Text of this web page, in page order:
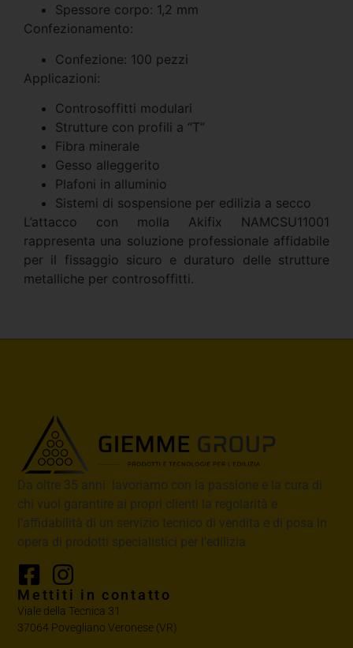
Spessore corpo: 1,2 mm
Confezionamento:
Confezione: 100 pezzi
Applicazioni:
Controsoffitti modulari
Strutture con profili a “T”
Fibra minerale
Gesso alleggerito
Plafoni in alluminio
Sistemi di sospensione per edilizia a secco
L’attacco con molla Akifix NAMCSU11001
rappresenta una soluzione professionale affidabile
per il fissaggio sicuro e duraturo delle strutture
metalliche per controsoffitti.
Da oltre 35 anni lavoriamo con la passione e la cura di
chi vuol garantire ai propri clienti la regolarità e
l’affidabilità di un servizio tecnico di vendita e di posa in
opera di prodotti specialistici per l’edilizia
Mettiti in contatto
Viale della Tecnica 31
37064 Povegliano Veronese (VR)